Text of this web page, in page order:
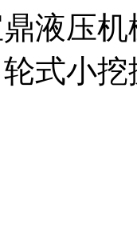
液压
式小